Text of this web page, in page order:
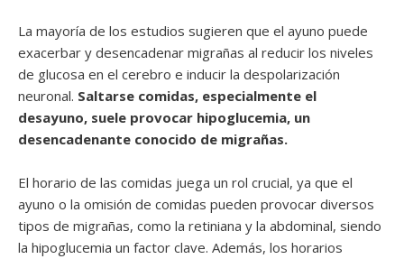
La mayoría de los estudios sugieren que el ayuno puede
exacerbar y desencadenar migrañas al reducir los niveles
de glucosa en el cerebro e inducir la despolarización
neuronal. Saltarse comidas, especialmente el
desayuno, suele provocar hipoglucemia, un
desencadenante conocido de migrañas.
El horario de las comidas juega un rol crucial, ya que el
ayuno o la omisión de comidas pueden provocar diversos
tipos de migrañas, como la retiniana y la abdominal, siendo
la hipoglucemia un factor clave. Además, los horarios